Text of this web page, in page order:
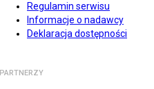
Regulamin serwisu
Informacje o nadawcy
Deklaracja dostępności
PARTNERZY